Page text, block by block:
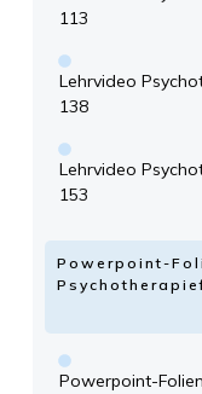
113
Lehrvideo
138
Lehrvideo
153
Powerpoint-
Powerpoint-